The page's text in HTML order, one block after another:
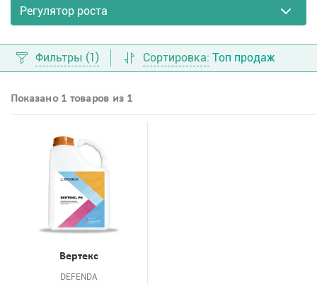
Фильтры (1) Сортировка: Топ продаж
Показано 1 товаров из 1
Вертекс
DEFENDA